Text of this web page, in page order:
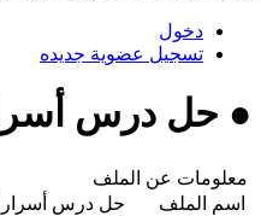
دخول
تسجيل عضوية جديده
● حل درس
معلومات عن الملف
اسم الملف
حل درس أسرار